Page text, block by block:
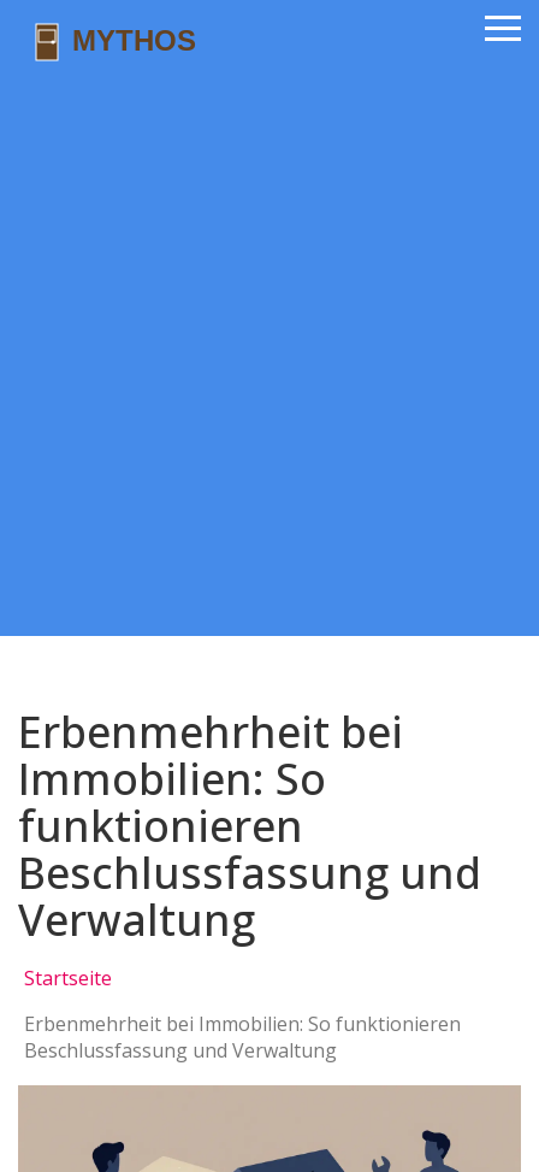
Erbenmehrheit bei
Immobilien: So
funktionieren
Beschlussfassung und
Verwaltung
Startseite
Erbenmehrheit bei Immobilien: So funktionieren
Beschlussfassung und Verwaltung